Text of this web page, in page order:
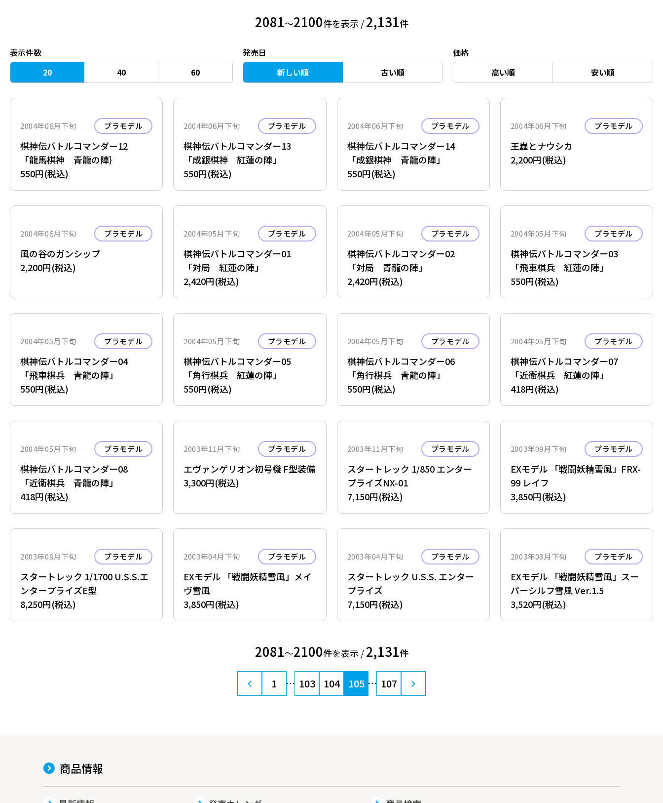
2081〜2100件を表示 /2,131件
表示件数
20
40 60
発売日
新しい順
古い順
価格
高い順
安い順
2004年06月下旬 プラモデル
棋神伝バトルコマンダー12
「龍馬棋神 青龍の陣｝
550円(税込)
2004年06月下旬 プラモデル
棋神伝バトルコマンダー13
「成銀棋神 紅蓮の陣」
550円(税込)
2004年06月下旬 プラモデル
棋神伝バトルコマンダー14
「成銀棋神 青龍の陣」
550円(税込)
2004年06月下旬 プラモデル
王蟲とナウシカ
2,200円(税込)
2004年06月下旬 プラモデル
風の谷のガンシップ
2,200円(税込)
2004年05月下旬 プラモデル
棋神伝バトルコマンダー01
「対局 紅蓮の陣」
2,420円(税込)
2004年05月下旬 プラモデル
棋神伝バトルコマンダー02
「対局 青龍の陣」
2,420円(税込)
2004年05月下旬 プラモデル
棋神伝バトルコマンダー03
「飛車棋兵 紅蓮の陣」
550円(税込)
2004年05月下旬 プラモデル
棋神伝バトルコマンダー04
「飛車棋兵 青龍の陣」
550円(税込)
2004年05月下旬 プラモデル
棋神伝バトルコマンダー05
「角行棋兵 紅蓮の陣」
550円(税込)
2004年05月下旬 プラモデル
棋神伝バトルコマンダー06
「角行棋兵 青龍の陣」
550円(税込)
2004年05月下旬 プラモデル
棋神伝バトルコマンダー07
「近衛棋兵 紅蓮の陣」
418円(税込)
2004年05月下旬 プラモデル
棋神伝バトルコマンダー08
「近衛棋兵 青龍の陣」
418円(税込)
2003年11月下旬 プラモデル
エヴァンゲリオン初号機 F型装備
3,300円(税込)
2003年11月下旬 プラモデル
スタートレック 1/850 エンター
プライズNX-01
7,150円(税込)
2003年09月下旬 プラモデル
EXモデル 「戦闘妖精雪風」FRX-
99 レイフ
3,850円(税込)
2003年09月下旬 プラモデル
スタートレック 1/1700 U.S.S.エ
ンタープライズE型
8,250円(税込)
2003年04月下旬 プラモデル
EXモデル 「戦闘妖精雪風」メイ
ヴ雪風
3,850円(税込)
2003年04月下旬 プラモデル
スタートレック U.S.S. エンター
プライズ
7,150円(税込)
2003年03月下旬 プラモデル
EXモデル 「戦闘妖精雪風」スー
パーシルフ雪風 Ver.1.5
3,520円(税込)
2081〜2100件を表示 /2,131件
1 103 104 105 107
商品情報